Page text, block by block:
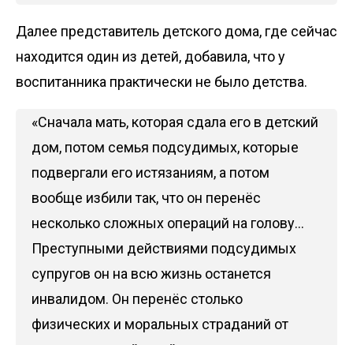
Далее представитель детского дома, где сейчас
находится один из детей, добавила, что у
воспитанника практически не было детства.
«Сначала мать, которая сдала его в детский
дом, потом семья подсудимых, которые
подвергали его истязаниям, а потом
вообще избили так, что он перенёс
несколько сложных операций на голову…
Преступными действиями подсудимых
супругов он на всю жизнь останется
инвалидом. Он перенёс столько
физических и моральных страданий от